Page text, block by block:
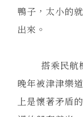
鴨子，太小的
出來。
搭乘民航機
晚年被津津樂
上是懷著矛盾